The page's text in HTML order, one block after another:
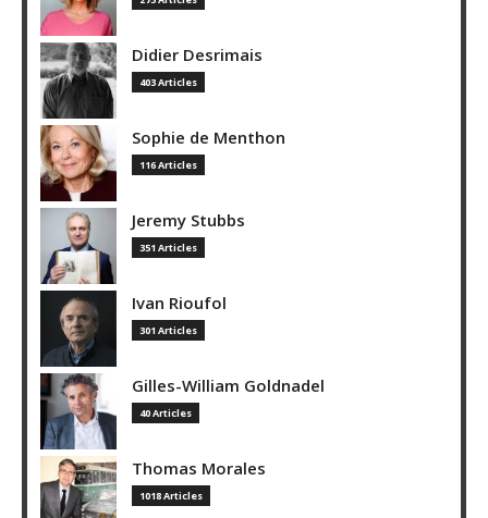
Didier Desrimais
403 Articles
Sophie de Menthon
116 Articles
Jeremy Stubbs
351 Articles
Ivan Rioufol
301 Articles
Gilles-William Goldnadel
40 Articles
Thomas Morales
1018 Articles